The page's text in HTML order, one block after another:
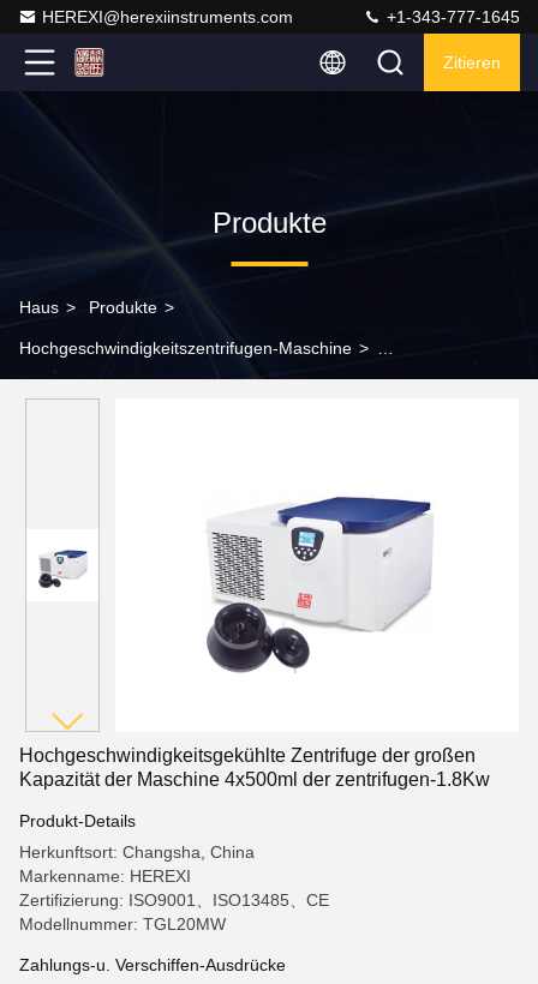
HEREXI@herexiinstruments.com +1-343-777-1645
Zitieren
Produkte
Haus > Produkte >
Hochgeschwindigkeitszentrifugen-Maschine >
Hochgeschwindigkeitsgekühlte Zentrifuge der großen
Kapazität der Maschine 4x500ml der zentrifugen-1.8Kw
Produkt-Details
Herkunftsort: Changsha, China
Markenname: HEREXI
Zertifizierung: ISO9001、ISO13485、CE
Modellnummer: TGL20MW
Zahlungs-u. Verschiffen-Ausdrücke